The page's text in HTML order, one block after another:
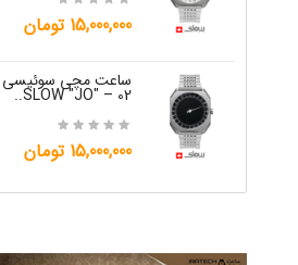
15,000,000 تومان
ساعت مچی سوئیسی
SLOW "JO" – 02..
15,000,000 تومان